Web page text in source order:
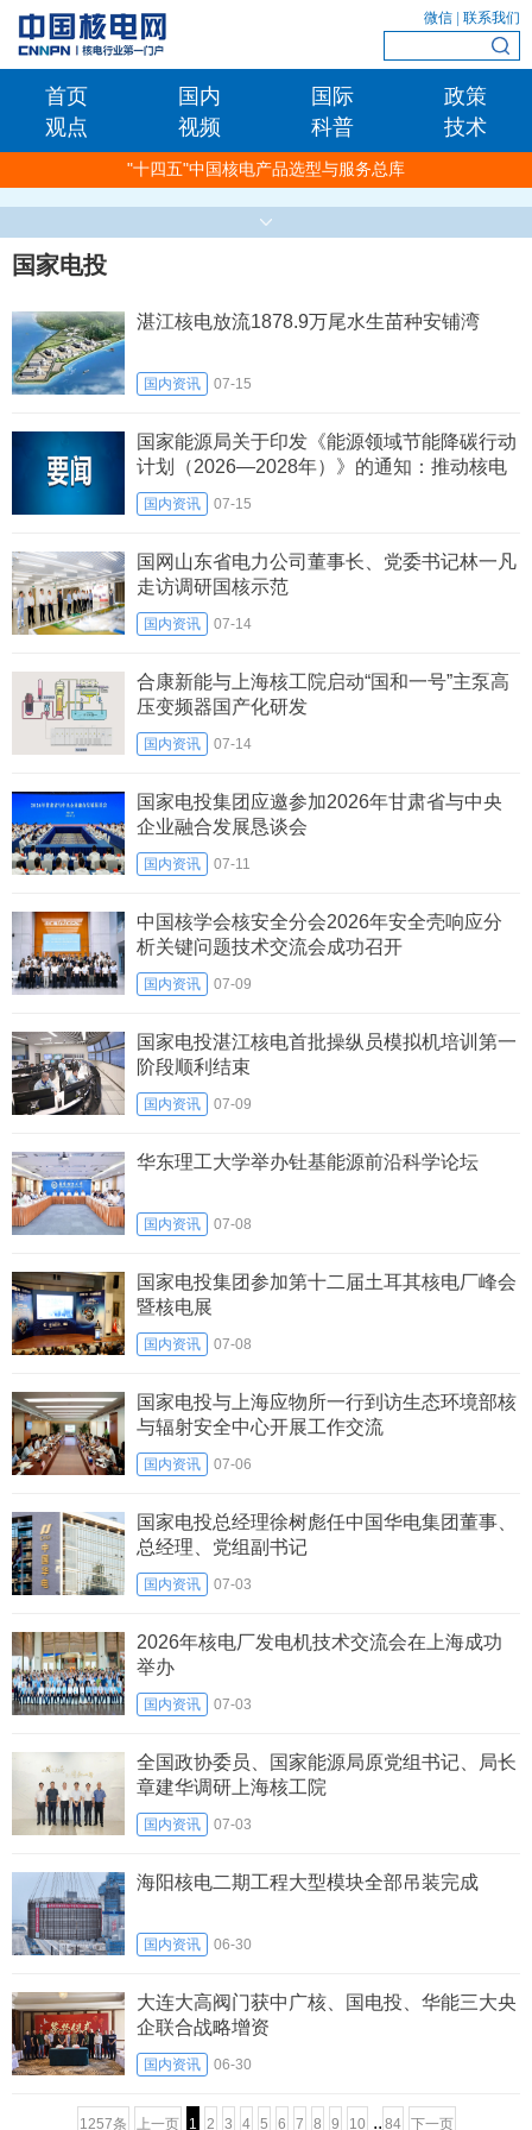
微信 联系我们
首页 国内 国际
政策
观点
视频 科普 技术
"十四五"中国核电产品选型与服务总库
国家电投
湛江核电放流1878.9万尾水生苗种安铺湾
国内资讯 07-15
国家能源局关于印发《能源领域节能降碳行动
计划（2026—2028年）》的通知：推动核电
纳入绿电绿证体系
国内资讯 07-15
国网山东省电力公司董事长、党委书记林一凡
走访调研国核示范
国内资讯 07-14
合康新能与上海核工院启动“国和一号”主泵高
压变频器国产化研发
国内资讯 07-14
国家电投集团应邀参加2026年甘肃省与中央
企业融合发展恳谈会
国内资讯 07-11
中国核学会核安全分会2026年安全壳响应分
析关键问题技术交流会成功召开
国内资讯 07-09
国家电投湛江核电首批操纵员模拟机培训第一
阶段顺利结束
国内资讯 07-09
华东理工大学举办钍基能源前沿科学论坛
国内资讯 07-08
国家电投集团参加第十二届土耳其核电厂峰会
暨核电展
国内资讯 07-08
国家电投与上海应物所一行到访生态环境部核
与辐射安全中心开展工作交流
国内资讯 07-06
国家电投总经理徐树彪任中国华电集团董事、
总经理、党组副书记
国内资讯 07-03
2026年核电厂发电机技术交流会在上海成功
举办
国内资讯 07-03
全国政协委员、国家能源局原党组书记、局长
章建华调研上海核工院
国内资讯 07-03
海阳核电二期工程大型模块全部吊装完成
国内资讯 06-30
大连大高阀门获中广核、国电投、华能三大央
企联合战略增资
国内资讯 06-30
1257条 上一页 1 2 3 4 5 6 7 8 9 10 .. 84 下一页